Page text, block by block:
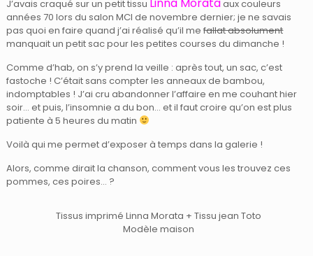
J’avais craqué sur un petit tissu
aux couleurs
années 70 lors du salon MCI de novembre dernier; je ne savais
pas quoi en faire quand j’ai réalisé qu’il mefallat absolument
manquait un petit sac pour les petites courses du dimanche !
Comme d’hab, on s’y prend la veille : après tout, un sac, c’est
fastoche ! C’était sans compter les anneaux de bambou,
indomptables ! J’ai cru abandonner l’affaire en me couhant hier
soir… et puis, l’insomnie a du bon… et il faut croire qu’on est plus
patiente à 5 heures du matin
Voilà qui me permet d’exposer à temps dans la galerie !
Alors, comme dirait la chanson, comment vous les trouvez ces
pommes, ces poires… ?
Tissus imprimé Linna Morata + Tissu jean Toto
Modèle maison